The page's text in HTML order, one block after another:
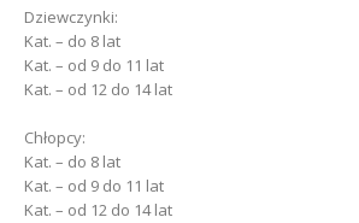
Dziewczynki:
Kat. – do 8 lat
Kat. – od 9 do 11 lat
Kat. – od 12 do 14 lat
Chłopcy:
Kat. – do 8 lat
Kat. – od 9 do 11 lat
Kat. – od 12 do 14 lat